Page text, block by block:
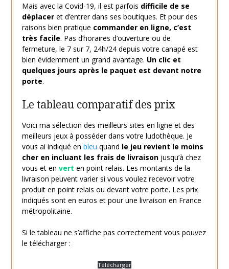
Mais avec la Covid-19, il est parfois difficile de se
déplaceret d’entrer dans ses boutiques. Et pour des
raisons bien pratique commander en ligne, c’est
très facile. Pas d’horaires d’ouverture ou de
fermeture, le 7 sur 7, 24h/24 depuis votre canapé est
bien évidemment un grand avantage. Un clic et
quelques jours après le paquet est devant notre
porte.
Le tableau comparatif des prix
Voici ma sélection des meilleurs sites en ligne et des
meilleurs jeux à posséder dans votre ludothèque. Je
vous ai indiqué en bleu quand le jeu revient le moins
cher en incluant les frais de livraisonjusqu’à chez
vous et en vert en point relais. Les montants de la
livraison peuvent varier si vous voulez recevoir votre
produit en point relais ou devant votre porte. Les prix
indiqués sont en euros et pour une livraison en France
métropolitaine.
Si le tableau ne s’affiche pas correctement vous pouvez
le télécharger :
Télécharger